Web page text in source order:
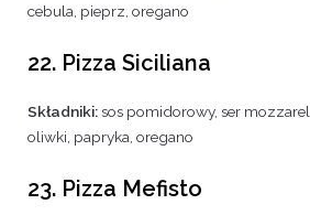
cebula, pieprz, oregano
22. Pizza Siciliana
Składniki:sos pomidorowy, ser
oliwki, papryka, oregano
23. Pizza Mefisto